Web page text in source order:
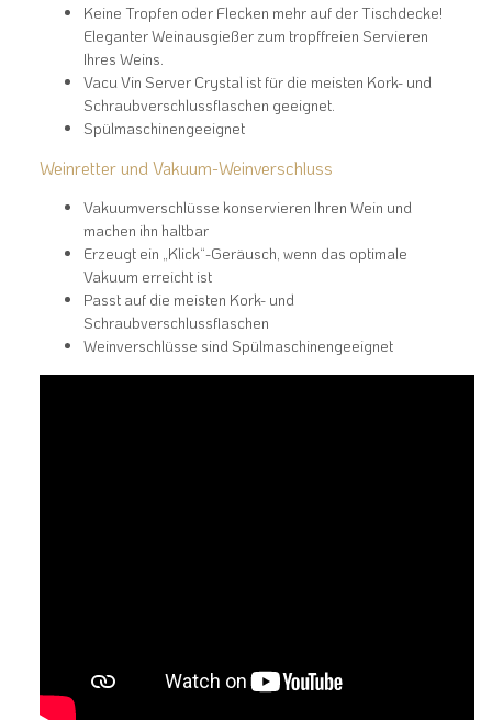
Keine Tropfen oder Flecken mehr auf der Tischdecke!
Eleganter Weinausgießer zum tropffreien Servieren
Ihres Weins.
Vacu Vin Server Crystal ist für die meisten Kork- und
Schraubverschlussflaschen geeignet.
Spülmaschinengeeignet
Weinretter und Vakuum-Weinverschluss
Vakuumverschlüsse konservieren Ihren Wein und
machen ihn haltbar
Erzeugt ein „Klick“-Geräusch, wenn das optimale
Vakuum erreicht ist
Passt auf die meisten Kork- und
Schraubverschlussflaschen
Weinverschlüsse sind Spülmaschinengeeignet